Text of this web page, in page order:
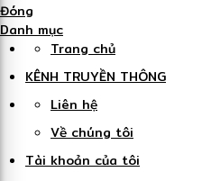
Đóng
Danh mục
Trang chủ
KÊNH TRUYỀN THÔNG
Liên hệ
Về chúng tôi
Tài khoản của tôi